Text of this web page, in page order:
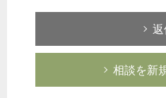
相談を新
秘書のノウハ
次